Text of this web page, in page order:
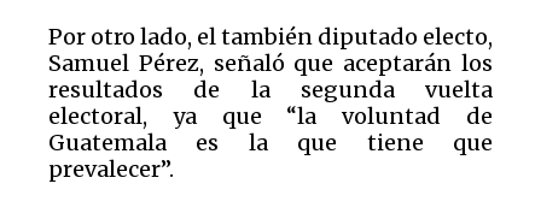
Por otro lado, el también diputado electo,
Samuel Pérez, señaló que aceptarán los
resultados de la segunda vuelta
electoral, ya que “la voluntad de
Guatemala es la que tiene que
prevalecer”.